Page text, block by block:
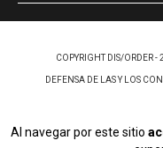
Al navegar por este sitio
COPYRIGHT DIS/ORDER -
DEFENSA DE LAS Y LOS